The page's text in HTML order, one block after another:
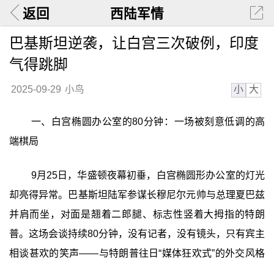
返回 西陆军情
巴基斯坦逆袭，让白宫三次破例，印度
气得跳脚
2025-09-29 小鸟 小 大
一、白宫椭圆办公室的80分钟：一场被刻意低调的高
端棋局
9月25日，华盛顿夜幕初垂，白宫椭圆形办公室的灯光
却亮得异常。巴基斯坦陆军参谋长穆尼尔元帅与总理夏巴兹
并肩而坐，对面是翘着二郎腿、标志性竖着大拇指的特朗
普。这场会谈持续80分钟，没有记者，没有镜头，只有宾主
相谈甚欢的笑声——与特朗普往日“媒体狂欢式”的外交风格